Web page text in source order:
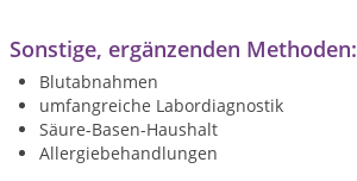
Sonstige, ergänzenden Methoden:
Blutabnahmen
umfangreiche Labordiagnostik
Säure-Basen-Haushalt
Allergiebehandlungen